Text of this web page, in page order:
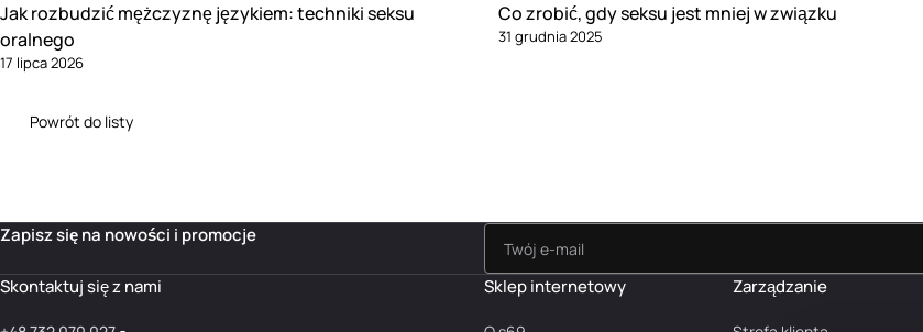
Jak rozbudzić mężczyznę językiem: techniki seksu
oralnego
17 lipca 2026
Co zrobić, gdy seksu jest mniej w związku
31 grudnia 2025
Powrót do listy
Zapisz się na nowości i promocje
Skontaktuj się z nami Sklep internetowy Zarządzanie